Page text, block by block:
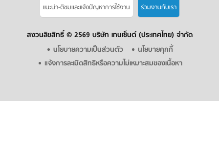
แนะนำ-ติชมเเละแจ้งปัญหาการใช้งาน ร่วมงานกับเรา
สงวนลิขสิทธิ์ © 2569 บริษัท เทนเซ็นต์ (ประเทศไทย) จำกัด
นโยบายความเป็นส่วนตัว
นโยบายคุกกี้
แจ้งการละเมิดสิทธิหรือความไม่เหมาะสมของเนื้อหา